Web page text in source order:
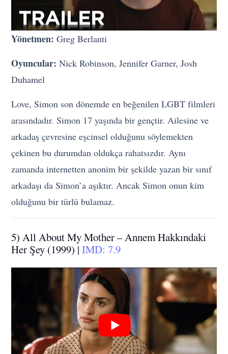
Yönetmen: Greg Berlanti
Oyuncular: Nick Robinson, Jennifer Garner, Josh
Duhamel
Love, Simon son dönemde en beğenilen LGBT filmleri
arasındadır. Simon 17 yaşında bir gençtir. Ailesine ve
arkadaş çevresine eşcinsel olduğunu söylemekten
çekinen bu durumdan oldukça rahatsızdır. Aynı
zamanda internetten anonim bir şekilde yazan bir sınıf
arkadaşı da Simon’a aşıktır. Ancak Simon onun kim
olduğunu bir türlü bulamaz.
5) All About My Mother – Annem Hakkındaki
Her Şey (1999) |IMD: 7.9